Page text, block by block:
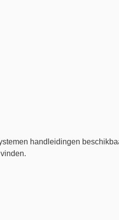
handleidingen